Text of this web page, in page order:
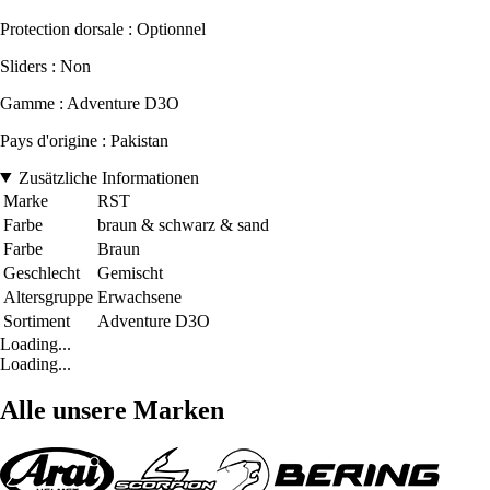
Protection dorsale : Optionnel
Sliders : Non
Gamme : Adventure D3O
Pays d'origine : Pakistan
Zusätzliche Informationen
Marke
RST
Farbe
braun & schwarz & sand
Farbe
Braun
Geschlecht
Gemischt
Altersgruppe Erwachsene
Sortiment
Adventure D3O
Loading...
Loading...
Alle unsere Marken